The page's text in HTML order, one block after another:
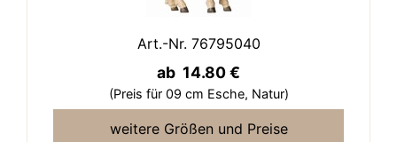
Art.-Nr. 76795040
ab 14.80 €
(Preis für 09 cm Esche, Natur)
weitere Größen und Preise